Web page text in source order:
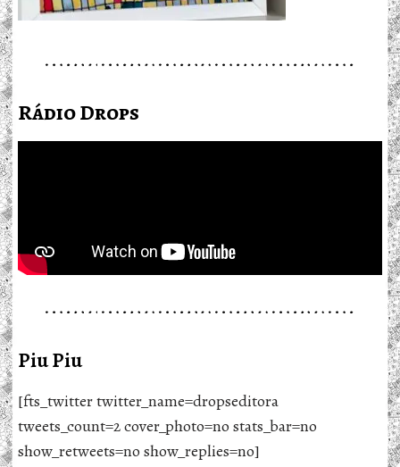
Rádio Drops
Piu Piu
[fts_twitter twitter_name=dropseditora
tweets_count=2 cover_photo=no stats_bar=no
show_retweets=no show_replies=no]